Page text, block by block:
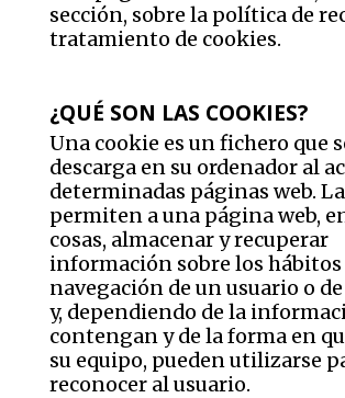
sección, sobre la política de
tratamiento de cookies.
¿QUÉ SON LAS COOKIES?
Una cookie es un fichero que
descarga en su ordenador al
determinadas páginas web.
permiten a una página web,
cosas, almacenar y recuperar
información sobre los hábitos
navegación de un usuario o
y, dependiendo de la
contengan y de la forma en
su equipo, pueden utilizarse
reconocer al usuario.